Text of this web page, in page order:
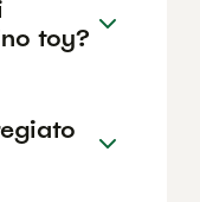
toy?